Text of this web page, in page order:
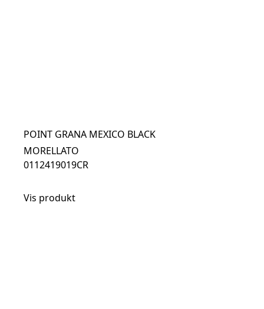
POINT GRANA MEXICO BLACK
MORELLATO
0112419019CR
Vis produkt